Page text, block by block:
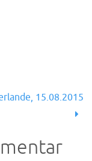
15.08.2015